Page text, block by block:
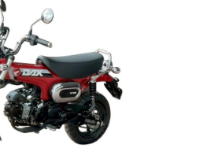
phẩm
Honda
CB350
Hness
Pro
hot